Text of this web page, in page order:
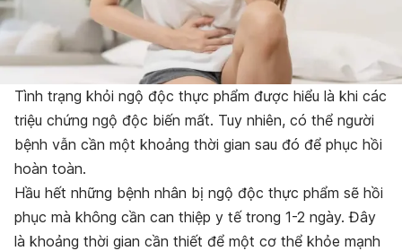
Tình trạng khỏi ngộ độc thực phẩm được hiểu là khi các
triệu chứng ngộ độc biến mất. Tuy nhiên, có thể người
bệnh vẫn cần một khoảng thời gian sau đó để phục hồi
hoàn toàn.
Hầu hết những bệnh nhân bị ngộ độc thực phẩm sẽ hồi
phục mà không cần can thiệp y tế trong 1-2 ngày. Đây
là khoảng thời gian cần thiết để một cơ thể khỏe mạnh